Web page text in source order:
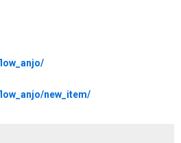
new_item/